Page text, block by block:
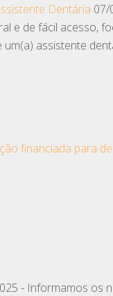
Dentária 07/
e de fácil acesso,
assistente
financiada para
- Informamos os